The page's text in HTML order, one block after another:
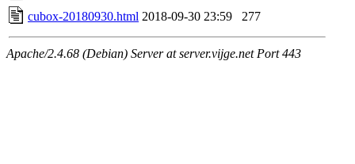
cubox-20180930.html 2018-09-30 23:59 277
Apache/2.4.68 (Debian) Server at server.vijge.net Port 443